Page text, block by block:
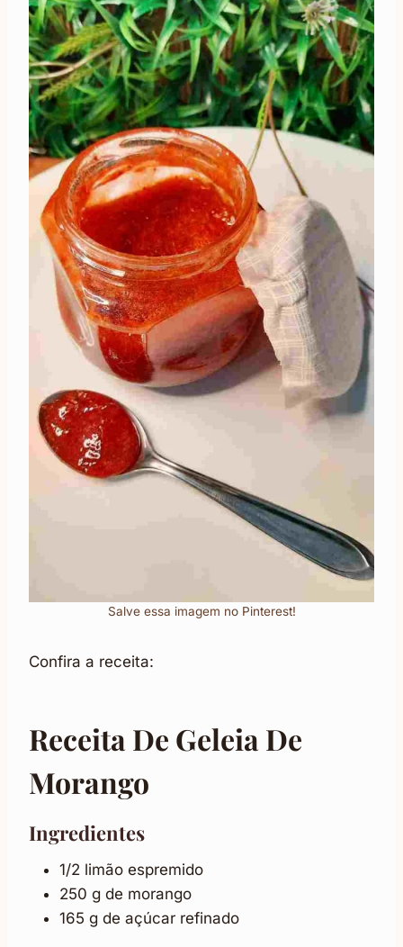
Salve essa imagem no Pinterest!
Confira a receita:
Receita De Geleia De
Morango
Ingredientes
1/2 limão espremido
250 g de morango
165 g de açúcar refinado